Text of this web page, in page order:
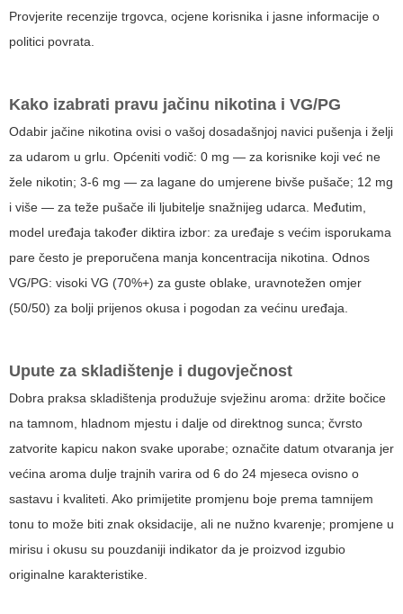
Provjerite recenzije trgovca, ocjene korisnika i jasne informacije o
politici povrata.
Kako izabrati pravu jačinu nikotina i VG/PG
Odabir jačine nikotina ovisi o vašoj dosadašnjoj navici pušenja i želji
za udarom u grlu. Općeniti vodič: 0 mg — za korisnike koji već ne
žele nikotin; 3-6 mg — za lagane do umjerene bivše pušače; 12 mg
i više — za teže pušače ili ljubitelje snažnijeg udarca. Međutim,
model uređaja također diktira izbor: za uređaje s većim isporukama
pare često je preporučena manja koncentracija nikotina. Odnos
VG/PG: visoki VG (70%+) za guste oblake, uravnotežen omjer
(50/50) za bolji prijenos okusa i pogodan za većinu uređaja.
Upute za skladištenje i dugovječnost
Dobra praksa skladištenja produžuje svježinu aroma: držite bočice
na tamnom, hladnom mjestu i dalje od direktnog sunca; čvrsto
zatvorite kapicu nakon svake uporabe; označite datum otvaranja jer
većina aroma dulje trajnih varira od 6 do 24 mjeseca ovisno o
sastavu i kvaliteti. Ako primijetite promjenu boje prema tamnijem
tonu to može biti znak oksidacije, ali ne nužno kvarenje; promjene u
mirisu i okusu su pouzdaniji indikator da je proizvod izgubio
originalne karakteristike.